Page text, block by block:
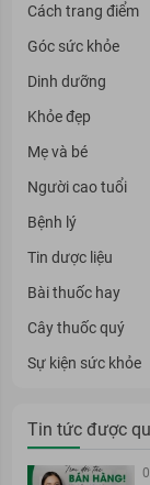
Cách trang điểm
Góc sức khỏe
Dinh dưỡng
Khỏe đẹp
Mẹ và bé
Người cao tuổi
Bệnh lý
Tin dược liệu
Bài thuốc hay
Cây thuốc quý
Sự kiện sức khỏe
Tin tức được